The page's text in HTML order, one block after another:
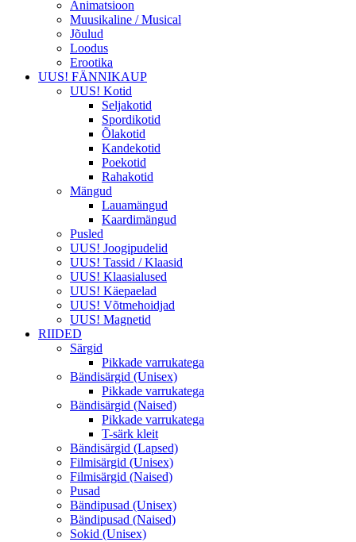
Animatsioon
Muusikaline / Musical
Jõulud
Loodus
Erootika
UUS! FÄNNIKAUP
UUS! Kotid
Seljakotid
Spordikotid
Õlakotid
Kandekotid
Poekotid
Rahakotid
Mängud
Lauamängud
Kaardimängud
Pusled
UUS! Joogipudelid
UUS! Tassid / Klaasid
UUS! Klaasialused
UUS! Käepaelad
UUS! Võtmehoidjad
UUS! Magnetid
RIIDED
Särgid
Pikkade varrukatega
Bändisärgid (Unisex)
Pikkade varrukatega
Bändisärgid (Naised)
Pikkade varrukatega
T-särk kleit
Bändisärgid (Lapsed)
Filmisärgid (Unisex)
Filmisärgid (Naised)
Pusad
Bändipusad (Unisex)
Bändipusad (Naised)
Sokid (Unisex)